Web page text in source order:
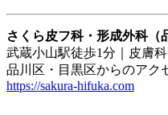
さくら皮フ科・形成外科（
武蔵小山駅徒歩1分｜皮膚
品川区・目黒区からのアク
https://sakura-hifuka.com